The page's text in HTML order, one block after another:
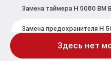
Замена таймера H 5080 BM
Замена предохранителя H
Здесь нет